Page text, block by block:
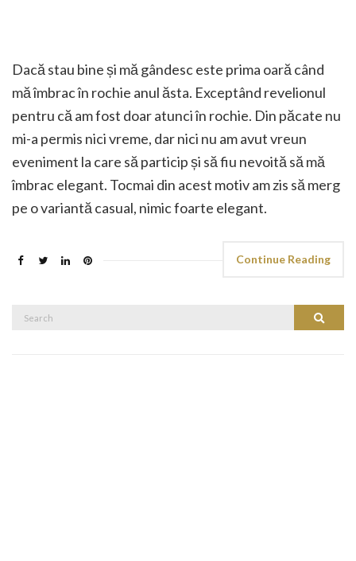
Dacă stau bine și mă gândesc este prima oară când
mă îmbrac în rochie anul ăsta. Exceptând revelionul
pentru că am fost doar atunci în rochie. Din păcate nu
mi-a permis nici vreme, dar nici nu am avut vreun
eveniment la care să particip și să fiu nevoită să mă
îmbrac elegant. Tocmai din acest motiv am zis să merg
pe o variantă casual, nimic foarte elegant.
Continue Reading
Search